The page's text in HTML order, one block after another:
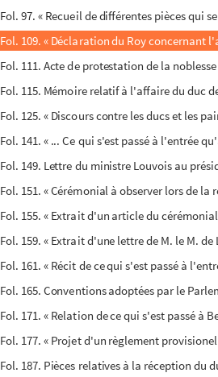
Fol. 97. « Recueil de différentes pièces qui
Fol. 109. « Déclaration du Roy concernant
Fol. 111. Acte de protestation de la
Fol. 115. Mémoire relatif à l'affaire du duc
Fol. 125. « Discours contre les ducs et les
Fol. 141. « ... Ce qui s'est passé à l'entrée
Fol. 149. Lettre du ministre Louvois au
Fol. 151. « Cérémonial à observer lors de
Fol. 155. « Extrait d'un article du
Fol. 159. « Extrait d'une lettre de M. le M.
Fol. 161. « Récit de ce qui s'est passé à
Fol. 165. Conventions adoptées par le
Fol. 171. « Relation de ce qui s'est passé à
Fol. 177. « Projet d'un règlement
Fol. 187. Pièces relatives à la réception du